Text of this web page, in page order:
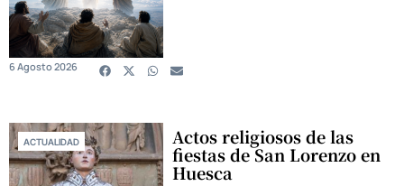
6 Agosto 2026
ACTUALIDAD Actos religiosos de las
fiestas de San Lorenzo en
Huesca